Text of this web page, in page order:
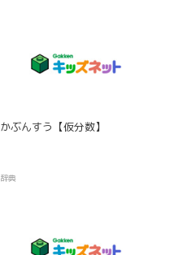
かぶんすう【仮分数】
辞典